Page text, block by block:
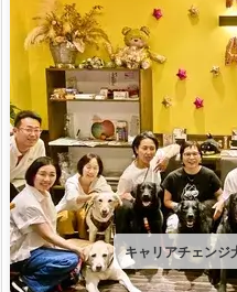
キャリアチェンジ